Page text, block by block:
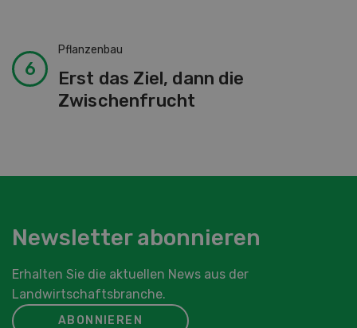
Pflanzenbau
Erst das Ziel, dann die
Zwischenfrucht
Newsletter abonnieren
Erhalten Sie die aktuellen News aus der
Landwirtschaftsbranche.
ABONNIEREN